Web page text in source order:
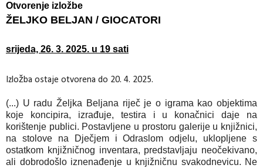
Otvorenje izložbe
ŽELJKO BELJAN / GIOCATORI
srijeda, 26. 3. 2025. u 19 sati
Izložba ostaje otvorena do 20. 4. 2025.
(...) U radu Željka Beljana riječ je o igrama kao objektima
koje koncipira, izrađuje, testira i u konačnici daje na
korištenje publici. Postavljene u prostoru galerije u knjižnici,
na stolove na Dječjem i Odraslom odjelu, uklopljene s
ostatkom knjižničnog inventara, predstavljaju neočekivano,
ali dobrodošlo iznenađenje u knjižničnu svakodnevicu. Ne